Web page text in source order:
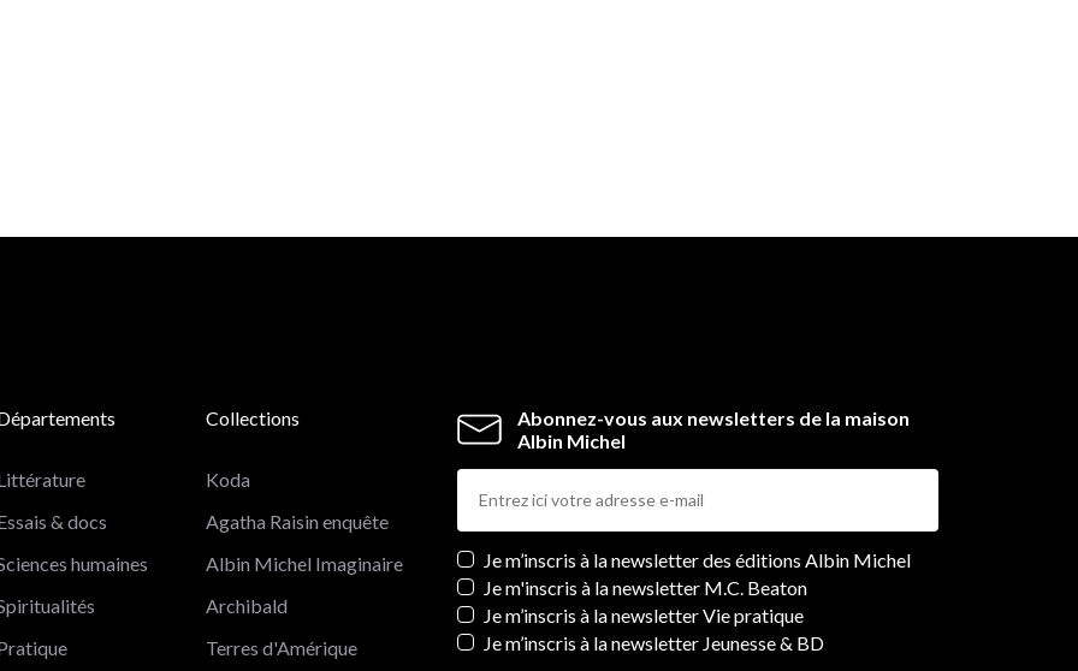
Abonnez-vous aux newsletters de la maison
Albin Michel
Newsletters
Je m’inscris à la newsletter des éditions Albin Michel
Je m'inscris à la newsletter M.C. Beaton
Je m’inscris à la newsletter Vie pratique
Je m’inscris à la newsletter Jeunesse & BD
& docs
humaines
Collections
Koda
Agatha Raisin enquête
Albin Michel Imaginaire
Archibald
Terres d'Amérique